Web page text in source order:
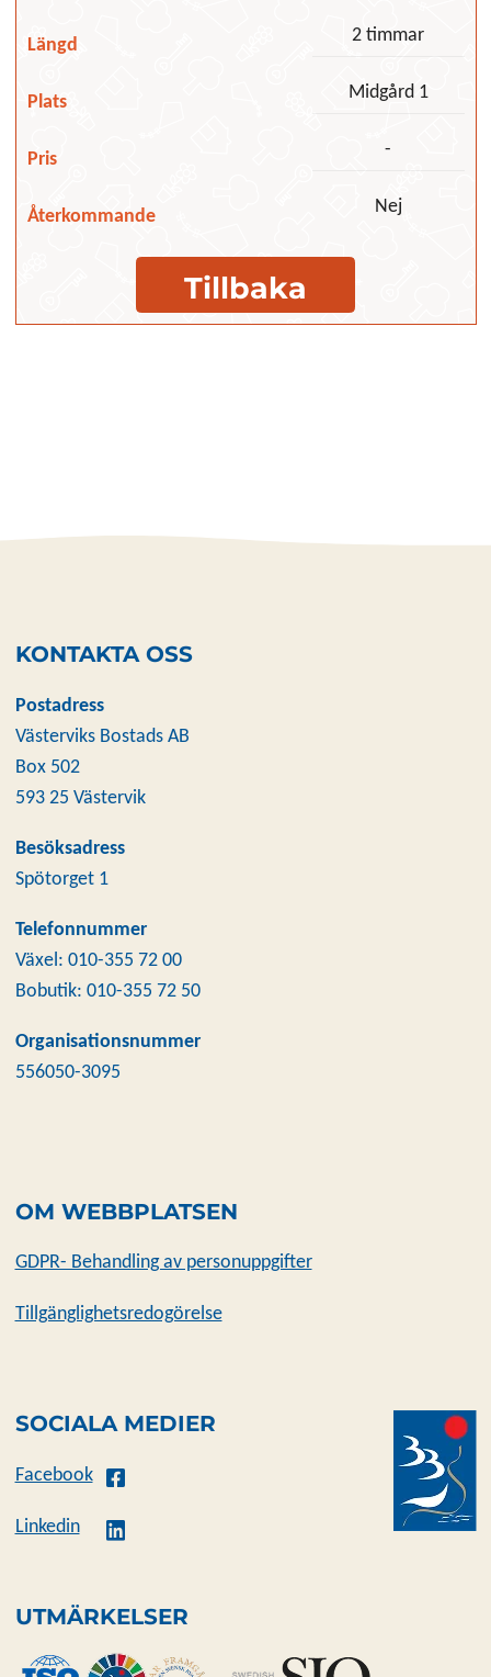
Längd 2 timmar
Plats Midgård 1
Pris -
Återkommande Nej
Tillbaka
KONTAKTA OSS
Postadress
Västerviks Bostads AB
Box 502
593 25 Västervik
Besöksadress
Spötorget 1
Telefonnummer
Växel: 010-355 72 00
Bobutik: 010-355 72 50
Organisationsnummer
556050-3095
OM WEBBPLATSEN
GDPR- Behandling av personuppgifter
Tillgänglighetsredogörelse
SOCIALA MEDIER
Facebook
Linkedin
UTMÄRKELSER